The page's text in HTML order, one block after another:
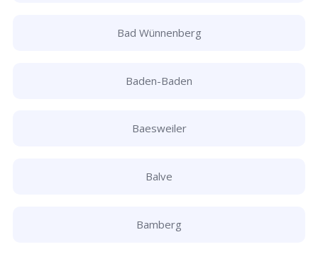
Bad Wünnenberg
Baden-Baden
Baesweiler
Balve
Bamberg